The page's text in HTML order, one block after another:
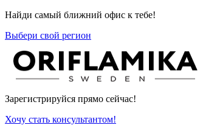
Найди самый ближний офис к тебе!
Выбери свой регион
Зарегистрируйся прямо сейчас!
Хочу стать консультантом!